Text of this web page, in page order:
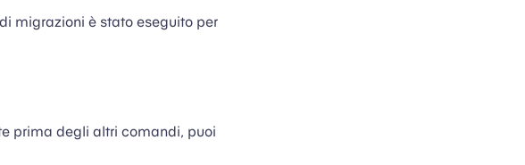
migrazioni è stato eseguito per
prima degli altri comandi, puoi